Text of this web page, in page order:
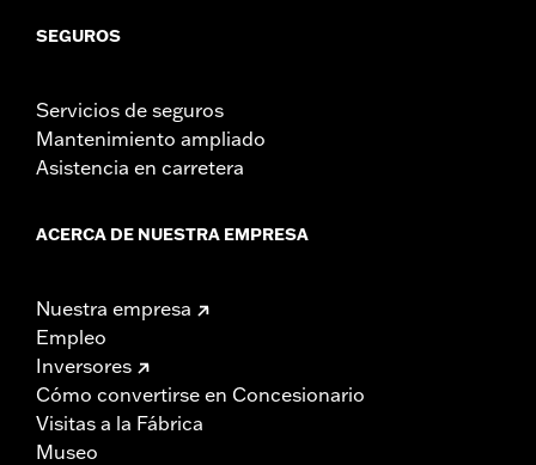
SEGUROS
Servicios de seguros
Mantenimiento ampliado
Asistencia en carretera
ACERCA DE NUESTRA EMPRESA
Nuestra empresa
Empleo
Inversores
Cómo convertirse en Concesionario
Visitas a la Fábrica
Museo